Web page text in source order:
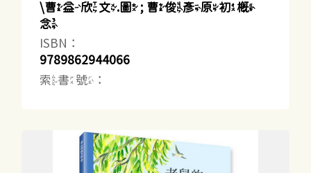
\曹益欣文.圖 ; 曹俊彥原初概
念
ISBN：
9789862944066
索書號：